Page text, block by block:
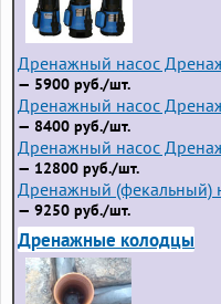
Дренажный насос
— 5900 руб./шт.
Дренажный насос
— 8400 руб./шт.
Дренажный насос
— 12800 руб./шт.
Дренажный (фекальный)
— 9250 руб./шт.
Дренажные колодцы